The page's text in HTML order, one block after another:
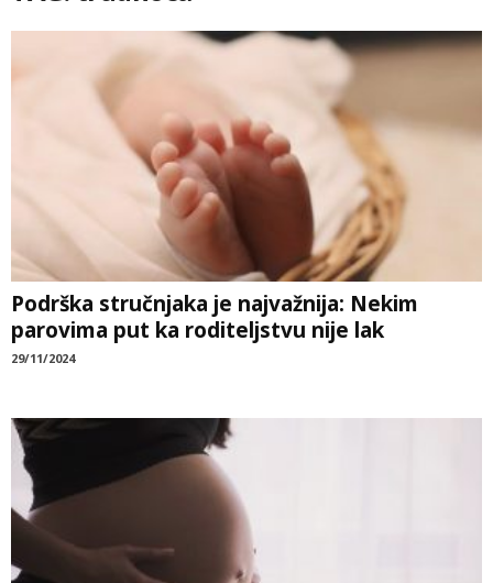
Podrška stručnjaka je najvažnija: Nekim
parovima put ka roditeljstvu nije lak
29/11/2024